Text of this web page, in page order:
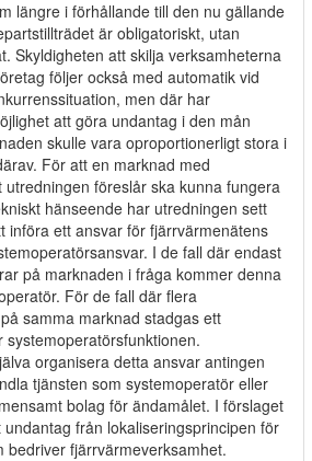
längre i förhållande till den nu gällande
är obligatoriskt, utan
Skyldigheten att skilja verksamheterna
följer också med automatik vid
men där har
att göra undantag i den mån
skulle vara oproportionerligt stora i
För att en marknad med
föreslår ska kunna fungera
hänseende har utredningen sett
införa ett ansvar för fjärrvärmenätens
I de fall där endast
på marknaden i fråga kommer denna
För de fall där flera
samma marknad stadgas ett
organisera detta ansvar antingen
tjänsten som systemoperatör eller
bolag för ändamålet. I förslaget
från lokaliseringsprincipen för
bedriver fjärrvärmeverksamhet.